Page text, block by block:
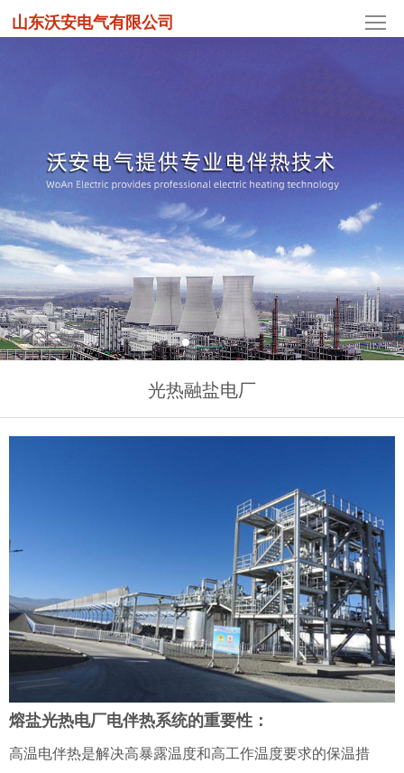
山东沃安电气有限公司
光热融盐电厂
熔盐光热电厂电伴热系统的重要性：
高温电伴热是解决高暴露温度和高工作温度要求的保温措